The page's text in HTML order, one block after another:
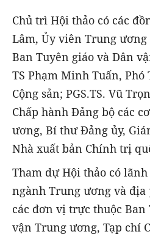
Chủ trì Hội thảo có các
Lâm, Ủy viên Trung
Ban Tuyên giáo và Dân
TS Phạm Minh Tuấn,
Cộng sản; PGS.TS. Vũ
Chấp hành Đảng bộ các
ương, Bí thư Đảng ủy,
Nhà xuất bản Chính trị
Tham dự Hội thảo có
ngành Trung ương và
các đơn vị trực thuộc Ban
vận Trung ương, Tạp chí